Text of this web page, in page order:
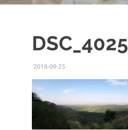
DSC_4025
2018-09-25ISSEI